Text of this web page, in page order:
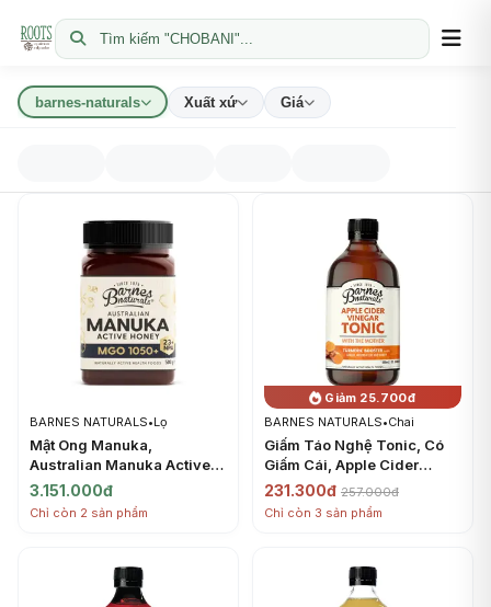
Tìm kiếm "CHOBANI"...
barnes-naturals Xuất xứ Giá
BARNES NATURALS•Lọ
Mật Ong Manuka,
Australian Manuka Active
Honey, MGO 1050+ (500g)
- BARNES NATURALS
3.151.000đ
Chỉ còn 2 sản phẩm
Giảm 25.700đ
BARNES NATURALS•Chai
Giấm Táo Nghệ Tonic, Có
Giấm Cái, Apple Cider
Vinegar Tonic, with The
Mother & Turmeric Booster
(500ml) - BARNES
231.300đ 257.000đ
Chỉ còn 3 sản phẩm